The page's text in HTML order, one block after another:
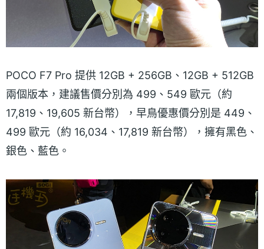
POCO F7 Pro 提供 12GB + 256GB、12GB + 512GB
兩個版本，建議售價分別為 499、549 歐元（約
17,819、19,605 新台幣），早鳥優惠價分別是 449、
499 歐元（約 16,034、17,819 新台幣），擁有黑色、
銀色、藍色。